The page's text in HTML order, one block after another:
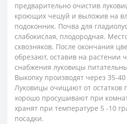
предварительно очистив
кроющих чешуй и выложив на
подоконник. Почва для
слабокислая, плодородная.
сквозняков. После окончания
обрезают, оставив на растении
снабжения луковицы
Выкопку производят через 35-
Луковицы очищают от остатков
хорошо просушивают при
хранят при температуре 5 -10
посадки.